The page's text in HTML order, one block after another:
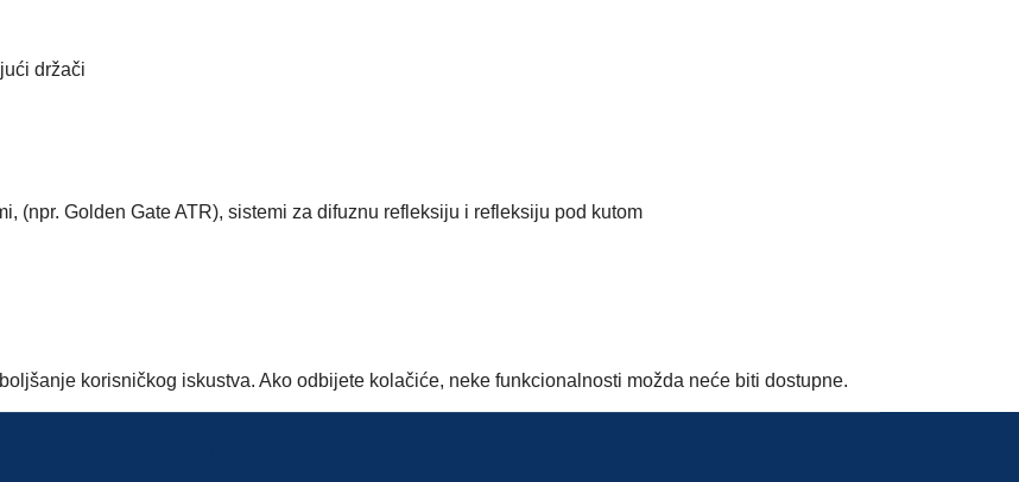
držači
(npr. Golden Gate ATR), sistemi za difuznu refleksiju i refleksiju pod kutom
korisničkog iskustva. Ako odbijete kolačiće, neke funkcionalnosti možda neće biti dostupne.